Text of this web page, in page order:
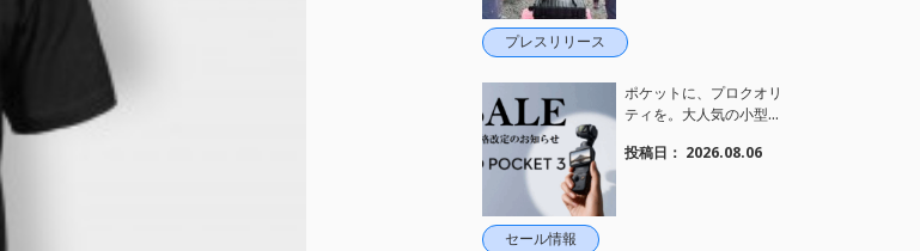
プレスリリース
セール情報
ポケットに、プロクオリ
ティを。大人気の小型カ
定価がさらにお値下げさ
投稿日： 2026.08.06